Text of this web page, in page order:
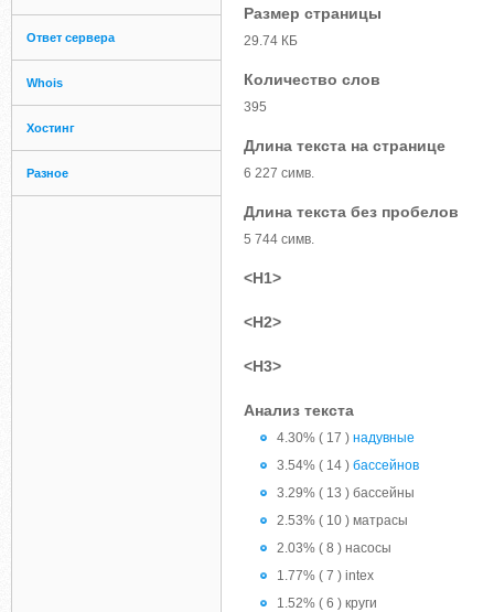
Ответ сервера
Whois
Хостинг
Разное
Размер страницы
29.74 КБ
Количество слов
395
Длина текста на странице
6 227 симв.
Длина текста без пробелов
5 744 симв.
<H1>
<H2>
<H3>
Анализ текста
4.30% ( 17 ) надувные
3.54% ( 14 ) бассейнов
3.29% ( 13 ) бассейны
2.53% ( 10 ) матрасы
2.03% ( 8 ) насосы
1.77% ( 7 ) intex
1.52% ( 6 ) круги